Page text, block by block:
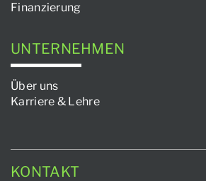
Finanzierung
UNTERNEHMEN
Über uns
Karriere & Lehre
KONTAKT